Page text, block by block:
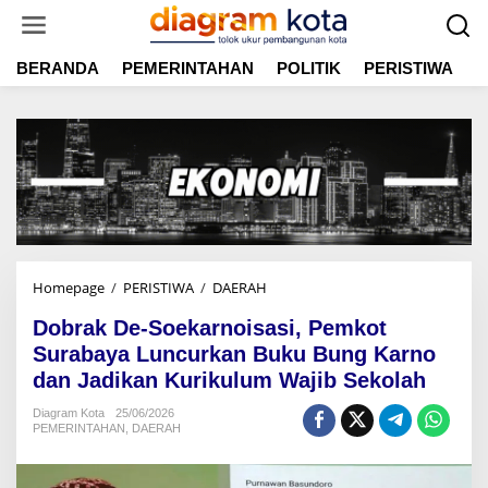
t
BERANDA PEMERINTAHAN POLITIK PERISTIWA
Homepage / PERISTIWA / DAERAH
b
r
k
Dobrak De-Soekarnoisasi, Pemkot
Surabaya Luncurkan Buku Bung Karno
dan Jadikan Kurikulum Wajib Sekolah
Diagram Kota
25/06/2026
PEMERINTAHAN
DAERAH